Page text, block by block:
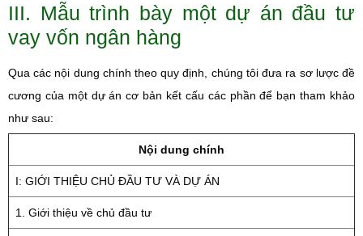
III. Mẫu trình bày một dự án đầu tư
vay vốn ngân hàng
Qua các nội dung chính theo quy định, chúng tôi đưa ra sơ lược đề
cương của một dự án cơ bản kết cấu các phần để bạn tham khảo
như sau:
Nội dung chính
I: GIỚI THIỆU CHỦ ĐẦU TƯ VÀ DỰ ÁN
1. Giới thiệu về chủ đầu tư